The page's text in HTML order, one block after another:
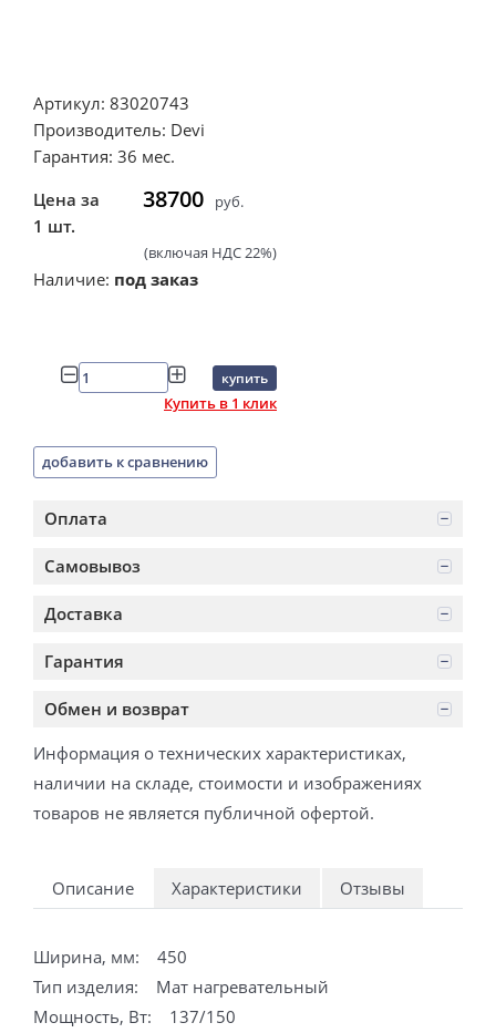
Артикул: 83020743
Производитель: Devi
Гарантия: 36 мес.
Цена за
1 шт.
38700 руб.
(включая НДС 22%)
Наличие: под заказ
купить
Купить в 1 клик
добавить к сравнению
Оплата
Самовывоз
Доставка
Гарантия
Обмен и возврат
Информация о технических характеристиках,
наличии на складе, стоимости и изображениях
товаров не является публичной офертой.
Описание Характеристики Отзывы
Ширина, мм: 450
Тип изделия: Мат нагревательный
Мощность, Вт: 137/150